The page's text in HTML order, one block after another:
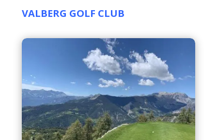
VALBERG GOLF CLUB